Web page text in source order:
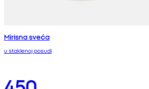
Mirisna sveća
u staklenoj posudi